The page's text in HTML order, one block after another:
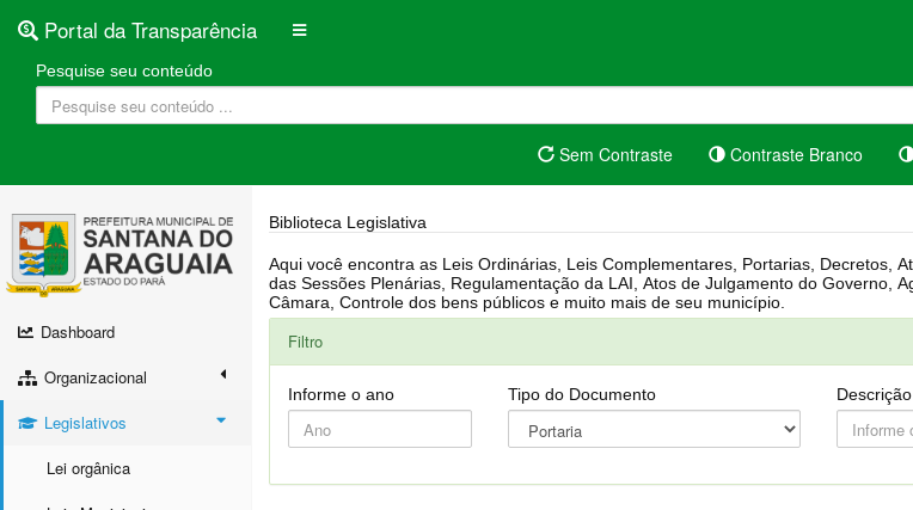
Portal da Transparência
Pesquise seu conteúdo
Sem Contraste Contraste Branco
Dashboard
Organizacional
Legislativos
Lei orgânica
Biblioteca Legislativa
Aqui você encontra as Leis Ordinárias, Leis Complementares, Portarias, Decretos, Atas, PPA, LDO, LOA, RREO, Resoluções, RGF, Lei Orgânica, Regimento Interno, Pauta
das Sessões Plenárias, Regulamentação da LAI, Atos de Julgamento do Governo, Agenda Externa do presidente, Relatório do Controle Interno, Projetos em tramitação na
Câmara, Controle dos bens públicos e muito mais de seu município.
Filtro
Informe o ano Tipo do Documento Descrição